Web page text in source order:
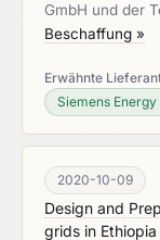
GmbH und der
Beschaffung »
Erwähnte
Siemens Energy
2020-10-09
Design and
grids in Ethiopia